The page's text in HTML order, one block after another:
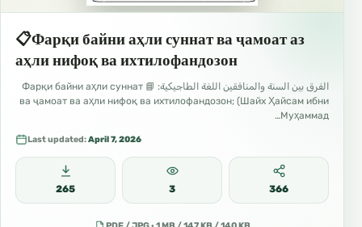
📋Фарқи байни аҳли суннат ва ҷамоат аз
аҳли нифоқ ва ихтилофандозон
الفرق بين السنة والمنافقين اللغة الطاجيكية: 📘 Фарқи байни аҳли суннат
ва ҷамоат ва аҳли нифоқ ва ихтилофандозон; (Шайх Ҳайсам ибни
Муҳаммад…
Last updated:April 7, 2026
265 3 366